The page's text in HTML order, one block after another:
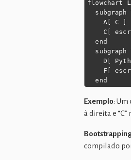
flowchart
subgraph
A[ C ]
C[
  end
subgraph
D[
F[
  end
Exemplo: Um
à direita e “C”
compilado